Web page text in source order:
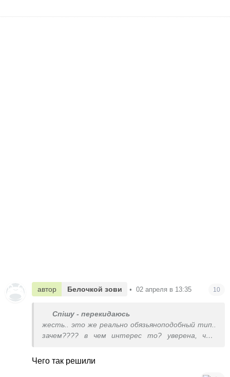
автор Белочкой зови • 02 апреля в 13:35 10
Спішу - перекидаюсь
жесть.. это же реально обязьяноподобный тип..
зачем???? в чем интерес то? уверена, что
Чего так решили